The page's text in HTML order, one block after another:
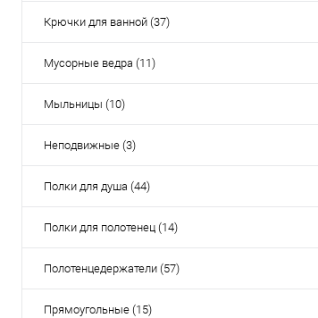
Крючки для ванной (37)
Мусорные ведра (11)
Мыльницы (10)
Неподвижные (3)
Полки для душа (44)
Полки для полотенец (14)
Полотенцедержатели (57)
Прямоугольные (15)